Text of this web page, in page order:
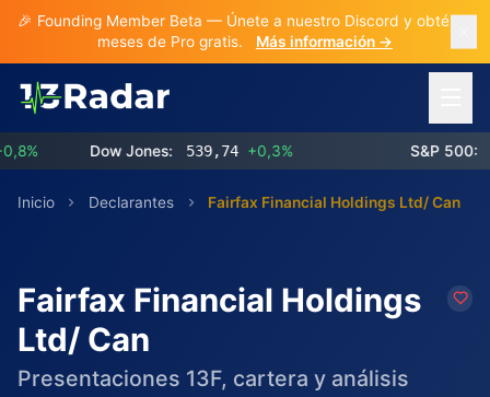
🎉 Founding Member Beta — Únete a nuestro Discord y obtén 3
meses de Pro gratis.
Más información →
Dow Jones: 539,74 +0,3% S&P 500:
Inicio Declarantes Fairfax Financial Holdings Ltd/ Can
Fairfax Financial Holdings
Ltd/ Can
Presentaciones 13F, cartera y análisis